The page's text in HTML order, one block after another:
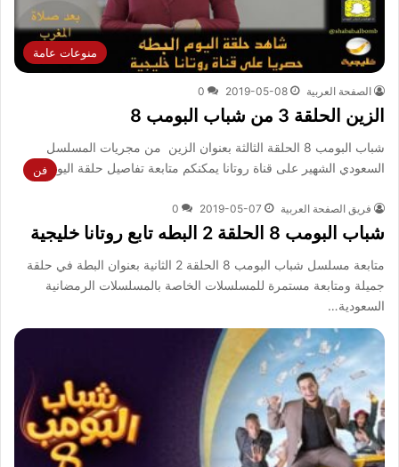
منوعات عامة
الصفحة العربية 2019-05-08
0
الزين الحلقة 3 من شباب البومب 8
شباب البومب 8 الحلقة الثالثة بعنوان الزين من مجريات المسلسل
السعودي الشهير على قناة روتانا يمكنكم متابعة تفاصيل حلقة اليوم…فن
فريق الصفحة العربية 2019-05-07
0
شباب البومب 8 الحلقة 2 البطه تابع روتانا خليجية
متابعة مسلسل شباب البومب 8 الحلقة 2 الثانية بعنوان البطة في حلقة
جميلة ومتابعة مستمرة للمسلسلات الخاصة بالمسلسلات الرمضانية
السعودية…